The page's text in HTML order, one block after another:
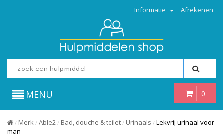
Informatie Afrekenen
0
MENU
/ Merk / Able2 / Bad, douche & toilet / Urinaals / Lekvrij urinaal voor
man